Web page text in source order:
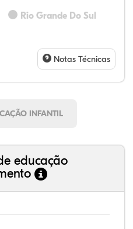
Rio Grande Do Sul
Notas Técnicas
INFANTIL
educação